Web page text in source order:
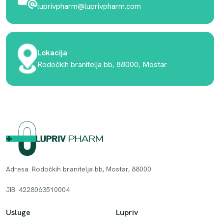
luprivpharm@luprivpharm.com
Lokacija
Rodočkih branitelja bb, 88000, Mostar
Adresa. Rodočkih branitelja bb, Mostar, 88000
JIB: 4228063510004
Usluge Lupriv